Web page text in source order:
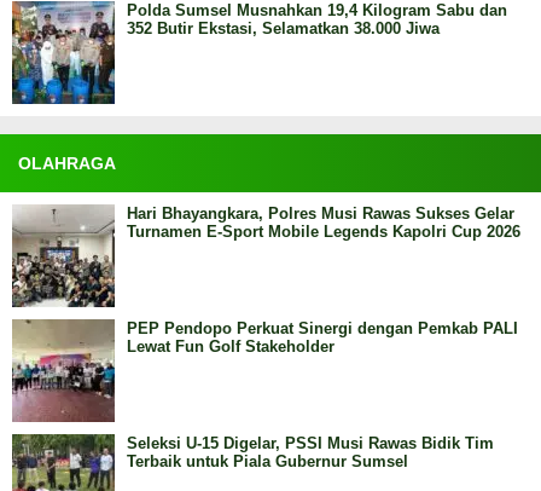
Polda Sumsel Musnahkan 19,4 Kilogram Sabu dan
352 Butir Ekstasi, Selamatkan 38.000 Jiwa
OLAHRAGA
Hari Bhayangkara, Polres Musi Rawas Sukses Gelar
Turnamen E-Sport Mobile Legends Kapolri Cup 2026
PEP Pendopo Perkuat Sinergi dengan Pemkab PALI
Lewat Fun Golf Stakeholder
Seleksi U-15 Digelar, PSSI Musi Rawas Bidik Tim
Terbaik untuk Piala Gubernur Sumsel